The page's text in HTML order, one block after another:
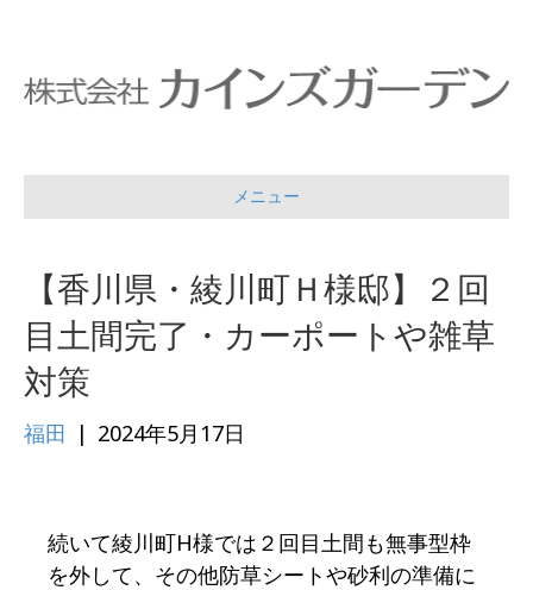
メニュー
【香川県・綾川町Ｈ様邸】２回
目土間完了・カーポートや雑草
対策
福田 | 2024年5月17日
続いて綾川町H様では２回目土間も無事型枠
を外して、その他防草シートや砂利の準備に